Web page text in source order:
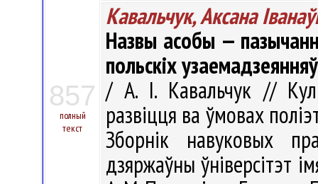
857
полный
текст
Кавальчук, Аксана
Назвы асобы —
польскіх узаемадзеянняў
/ А. І. Кавальчук //
развіцця ва ўмовах
Зборнік навуковых
дзяржаўны ўніверсітэт